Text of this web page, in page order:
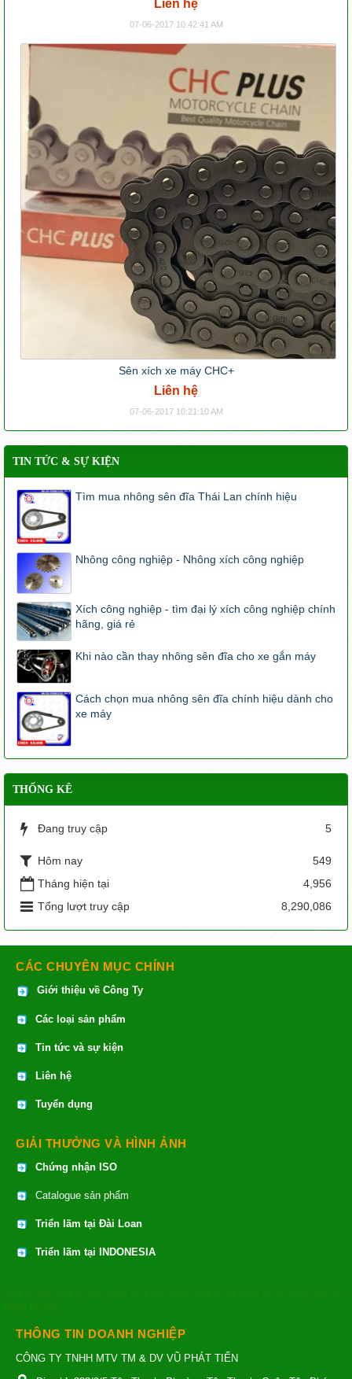
Liên hệ
07-06-2017 10:42:41 AM
Sên xích xe máy CHC+
Liên hệ
07-06-2017 10:21:10 AM
TIN TỨC & SỰ KIỆN
Tìm mua nhông sên đĩa Thái Lan chính hiệu
Nhông công nghiệp - Nhông xích công nghiệp
Xích công nghiệp - tìm đại lý xích công nghiệp chính
hãng, giá rẻ
Khi nào cần thay nhông sên đĩa cho xe gắn máy
Cách chọn mua nhông sên đĩa chính hiệu dành cho
xe máy
THỐNG KÊ
Đang truy cập 5
Hôm nay
549
Tháng hiện tại
4,956
Tổng lượt truy cập
8,290,086
CÁC CHUYÊN MỤC CHÍNH
Giới thiệu về Công Ty
Các loại sản phẩm
Tin tức và sự kiện
Liên hệ
Tuyển dụng
GIẢI THƯỞNG VÀ HÌNH ẢNH
Chứng nhận ISO
Catalogue sản phẩm
Triển lãm tại Đài Loan
Triển lãm tại INDONESIA
THÔNG TIN DOANH NGHIỆP
CÔNG TY TNHH MTV TM & DV VŨ PHÁT TIẾN